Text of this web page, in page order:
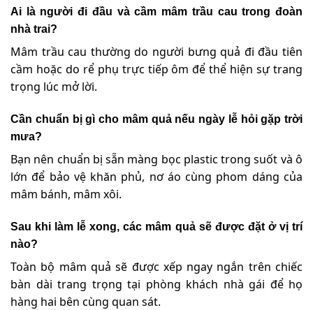
Ai là người đi đầu và cầm mâm trầu cau trong đoàn
nhà trai?
Mâm trầu cau thường do người bưng quả đi đầu tiên
cầm hoặc do rể phụ trực tiếp ôm để thể hiện sự trang
trọng lúc mở lời.
Cần chuẩn bị gì cho mâm quả nếu ngày lễ hỏi gặp trời
mưa?
Bạn nên chuẩn bị sẵn màng bọc plastic trong suốt và ô
lớn để bảo vệ khăn phủ, nơ áo cùng phom dáng của
mâm bánh, mâm xôi.
Sau khi làm lễ xong, các mâm quả sẽ được đặt ở vị trí
nào?
Toàn bộ mâm quả sẽ được xếp ngay ngắn trên chiếc
bàn dài trang trọng tại phòng khách nhà gái để họ
hàng hai bên cùng quan sát.